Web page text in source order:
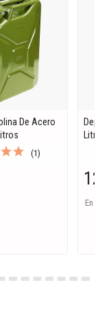
De Acero
(1)
En